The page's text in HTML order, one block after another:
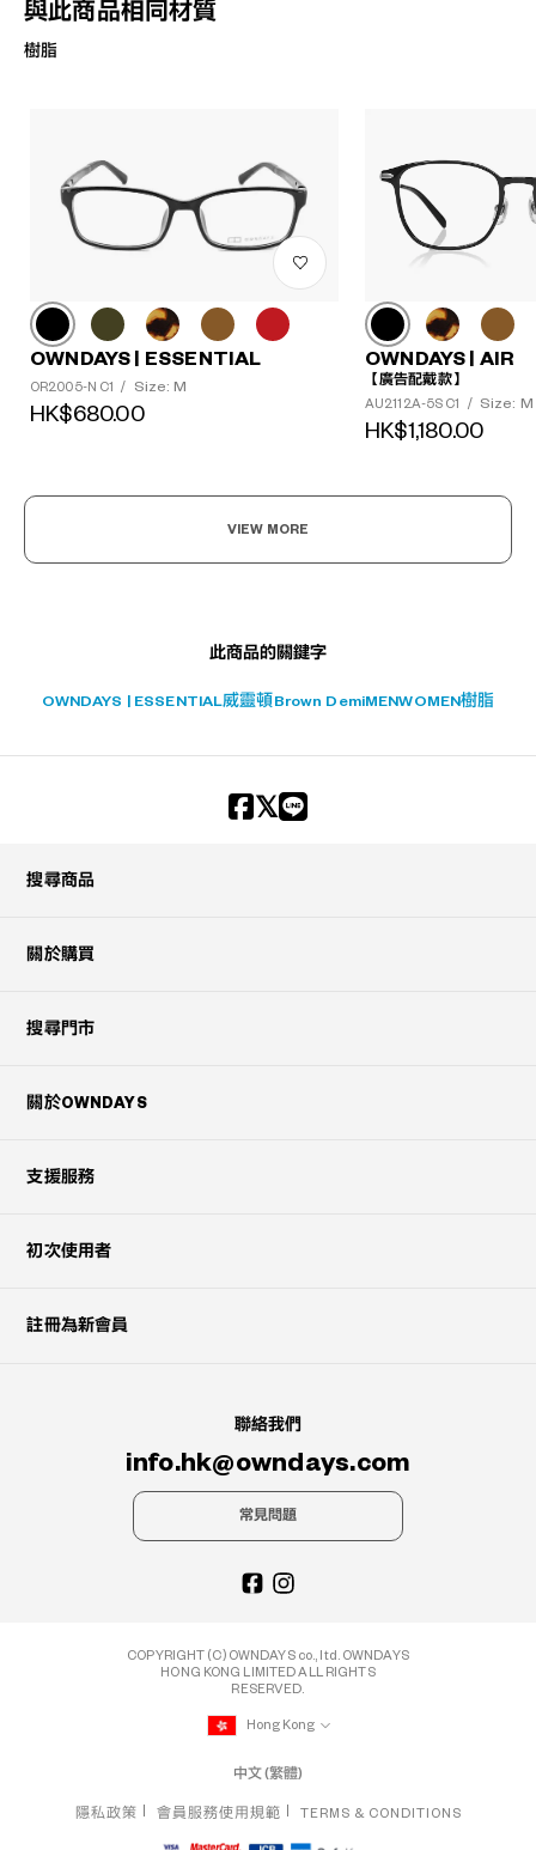
與此商品相同材質
樹脂
OWNDAYS | ESSENTIAL
OR2005-N C1 / Size: M
HK$680.00
OWNDAYS | AIR
【廣告配戴款】
AU2112A-5S C1
/ Size: M
HK$1,180.00
VIEW MORE
此商品的關鍵字
OWNDAYS | ESSENTIAL威靈頓 Brown DemiMENWOMEN樹脂
搜尋商品
關於購買
搜尋門市
關於OWNDAYS
支援服務
初次使用者
註冊為新會員
聯絡我們
info.hk@owndays.com
常見問題
COPYRIGHT (C) OWNDAYS co., ltd. OWNDAYS
HONG KONG LIMITED ALL RIGHTS
RESERVED.
Hong Kong
中文 (繁體)
隱私政策 會員服務使用規範 TERMS & CONDITIONS